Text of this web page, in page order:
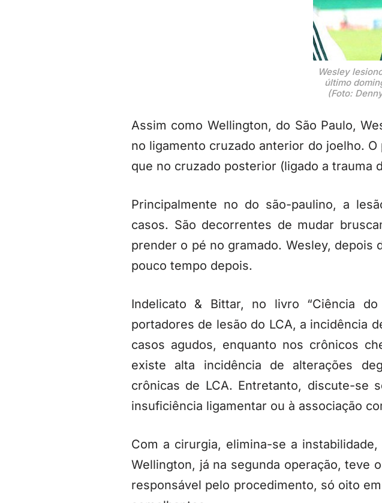
Wesley
último
(Foto:
Assim como Wellington, do São Paulo,
no ligamento cruzado anterior do joelho.
que no cruzado posterior (ligado a trauma
Principalmente no do são-paulino, a
casos. São decorrentes de mudar
prender o pé no gramado. Wesley, depois
pouco tempo depois.
Indelicato & Bittar, no livro “Ciência do
portadores de lesão do LCA, a incidência
casos agudos, enquanto nos crônicos
existe alta incidência de alterações
crônicas de LCA. Entretanto, discute-se
insuficiência ligamentar ou à associação
Com a cirurgia, elimina-se a
Wellington, já na segunda operação, teve
responsável pelo procedimento, só oito